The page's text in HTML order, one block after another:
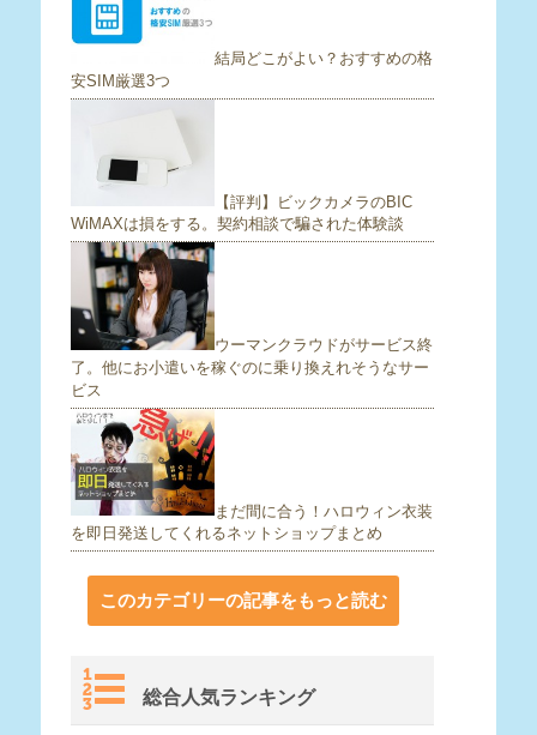
結局どこがよい？おすすめの格
安SIM厳選3つ
【評判】ビックカメラのBIC
WiMAXは損をする。契約相談で騙された体験談
ウーマンクラウドがサービス終
了。他にお小遣いを稼ぐのに乗り換えれそうなサー
ビス
まだ間に合う！ハロウィン衣装
を即日発送してくれるネットショップまとめ
このカテゴリーの記事をもっと読む
総合人気ランキング